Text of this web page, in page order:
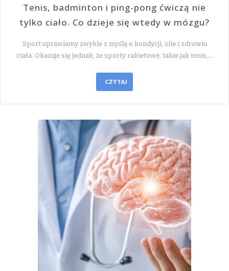
Tenis, badminton i ping-pong ćwiczą nie
tylko ciało. Co dzieje się wtedy w mózgu?
Sport uprawiamy zwykle z myślą o kondycji, sile i zdrowiu
ciała. Okazuje się jednak, że sporty rakietowe, takie jak tenis,…
CZYTAJ